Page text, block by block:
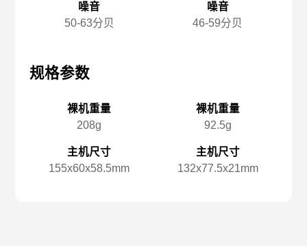
噪音
50-63分贝
规格参数
裸机重量
208g
主机尺寸
155x️60x️58.5mm
噪音
46-59分贝
裸机重量
92.5g
主机尺寸
132x️77.5x️21mm